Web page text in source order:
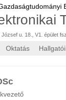
József u. 18., V1. épület
Oktatás